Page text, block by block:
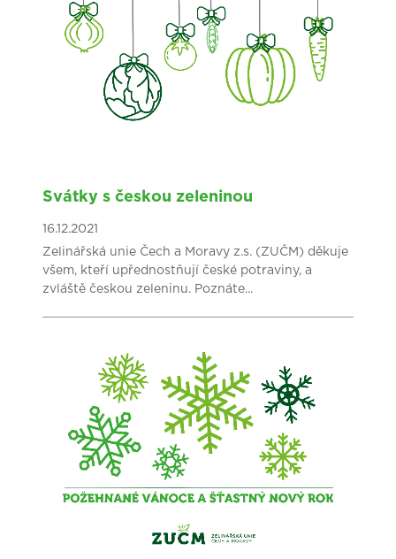
Svátky s českou zeleninou
16.12.2021
Zelinářská unie Čech a Moravy z.s. (ZUČM) děkuje
všem, kteří upřednostňují české potraviny, a
zvláště českou zeleninu. Poznáte...